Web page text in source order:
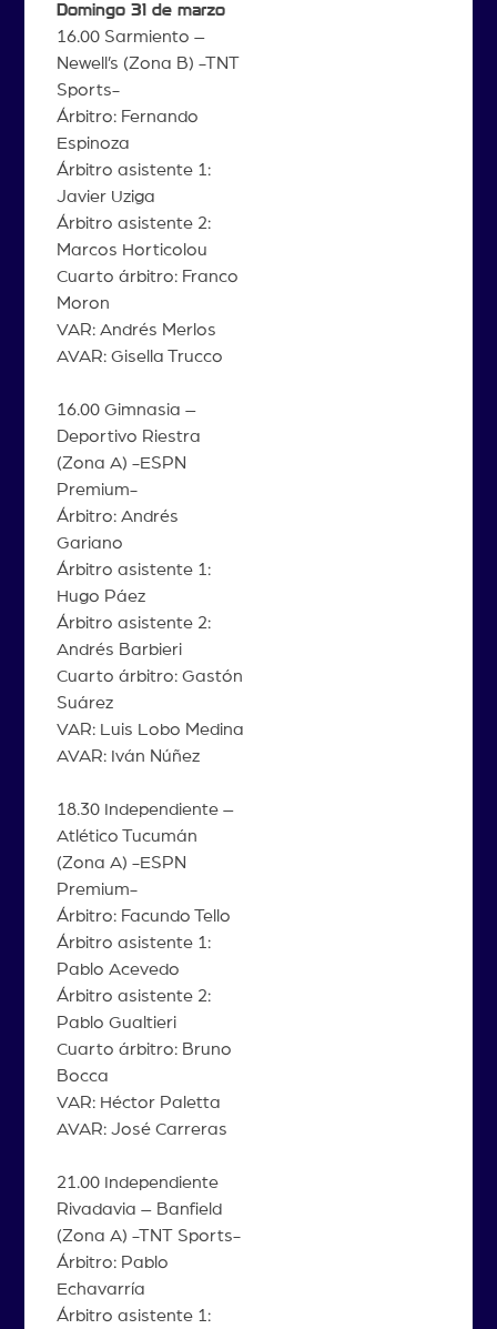
Domingo 31 de marzo
16.00 Sarmiento –
Newell’s (Zona B) -TNT
Sports-
Árbitro: Fernando
Espinoza
Árbitro asistente 1:
Javier Uziga
Árbitro asistente 2:
Marcos Horticolou
Cuarto árbitro: Franco
Moron
VAR: Andrés Merlos
AVAR: Gisella Trucco
16.00 Gimnasia –
Deportivo Riestra
(Zona A) -ESPN
Premium-
Árbitro: Andrés
Gariano
Árbitro asistente 1:
Hugo Páez
Árbitro asistente 2:
Andrés Barbieri
Cuarto árbitro: Gastón
Suárez
VAR: Luis Lobo Medina
AVAR: Iván Núñez
18.30 Independiente –
Atlético Tucumán
(Zona A) -ESPN
Premium-
Árbitro: Facundo Tello
Árbitro asistente 1:
Pablo Acevedo
Árbitro asistente 2:
Pablo Gualtieri
Cuarto árbitro: Bruno
Bocca
VAR: Héctor Paletta
AVAR: José Carreras
21.00 Independiente
Rivadavia – Banfield
(Zona A) -TNT Sports-
Árbitro: Pablo
Echavarría
Árbitro asistente 1: